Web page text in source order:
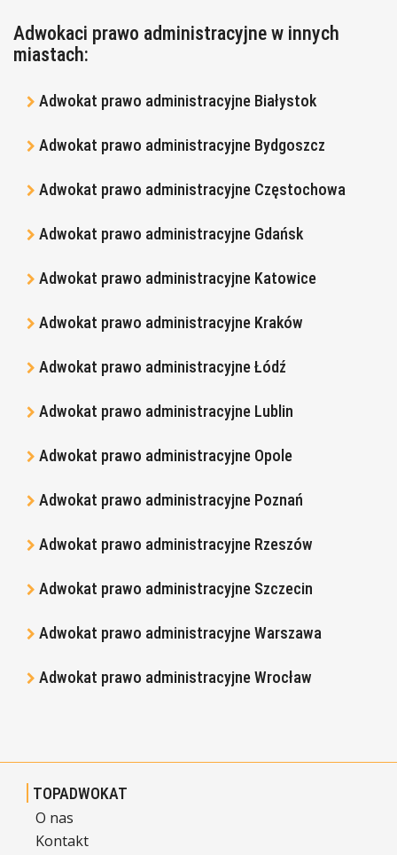
Adwokaci prawo administracyjne w innych
miastach:
Adwokat prawo administracyjne Białystok
Adwokat prawo administracyjne Bydgoszcz
Adwokat prawo administracyjne Częstochowa
Adwokat prawo administracyjne Gdańsk
Adwokat prawo administracyjne Katowice
Adwokat prawo administracyjne Kraków
Adwokat prawo administracyjne Łódź
Adwokat prawo administracyjne Lublin
Adwokat prawo administracyjne Opole
Adwokat prawo administracyjne Poznań
Adwokat prawo administracyjne Rzeszów
Adwokat prawo administracyjne Szczecin
Adwokat prawo administracyjne Warszawa
Adwokat prawo administracyjne Wrocław
TOPADWOKAT
O nas
Kontakt